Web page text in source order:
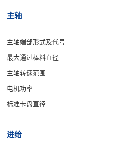
主轴
主轴端部形式及代号
最大通过棒料直径
主轴转速范围
电机功率
标准卡盘直径
进给